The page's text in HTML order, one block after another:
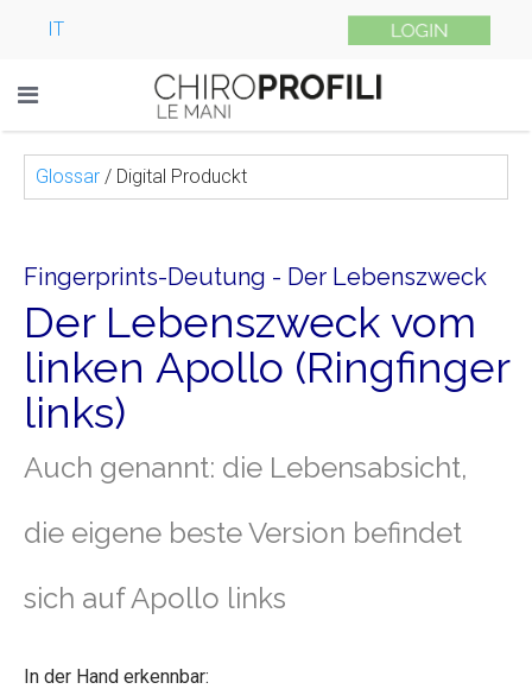
IT
Glossar / Digital Produckt
Fingerprints-Deutung - Der Lebenszweck
Der Lebenszweck vom
linken Apollo (Ringfinger
links)
Auch genannt: die Lebensabsicht,
die eigene beste Version befindet
sich auf Apollo links
In der Hand erkennbar: